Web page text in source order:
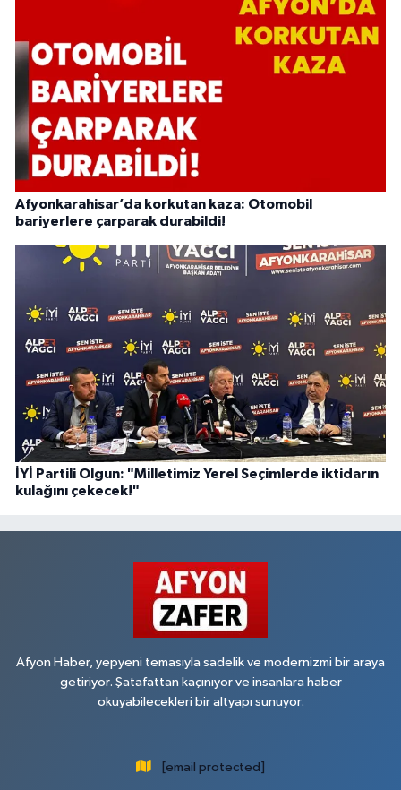
Afyonkarahisar’da korkutan kaza: Otomobil
bariyerlere çarparak durabildi!
İYİ Partili Olgun: "Milletimiz Yerel Seçimlerde iktidarın
kulağını çekecek!"
Afyon Haber, yepyeni temasıyla sadelik ve modernizmi bir araya
getiriyor. Şatafattan kaçınıyor ve insanlara haber
okuyabilecekleri bir altyapı sunuyor.
[email protected]